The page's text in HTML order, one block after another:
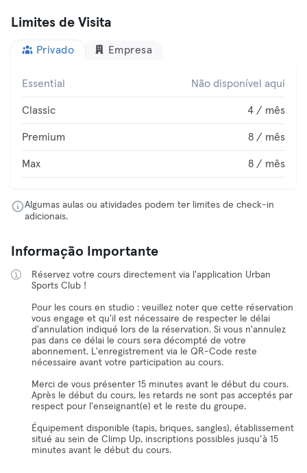
Limites de Visita
Privado Empresa
Essential Não disponível aqui
Classic 4 / mês
Premium 8 / mês
Max 8 / mês
Algumas aulas ou atividades podem ter limites de check-in
adicionais.
Informação Importante
Réservez votre cours directement via l'application Urban
Sports Club !
Pour les cours en studio : veuillez noter que cette réservation
vous engage et qu'il est nécessaire de respecter le délai
d'annulation indiqué lors de la réservation. Si vous n'annulez
pas dans ce délai le cours sera décompté de votre
abonnement. L'enregistrement via le QR-Code reste
nécessaire avant votre participation au cours.
Merci de vous présenter 15 minutes avant le début du cours.
Après le début du cours, les retards ne sont pas acceptés par
respect pour l'enseignant(e) et le reste du groupe.
Équipement disponible (tapis, briques, sangles), établissement
situé au sein de Climp Up, inscriptions possibles jusqu’à 15
minutes avant le début du cours.